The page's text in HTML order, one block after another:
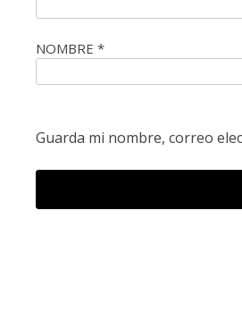
NOMBRE *
Guarda mi nombre, correo